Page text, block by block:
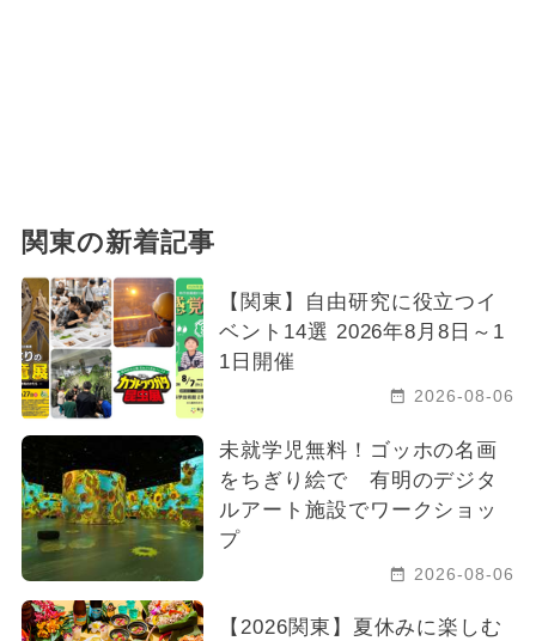
関東の新着記事
【関東】自由研究に役立つイ
ベント14選 2026年8月8日～1
1日開催
2026-08-06
未就学児無料！ゴッホの名画
をちぎり絵で 有明のデジタ
ルアート施設でワークショッ
プ
2026-08-06
【2026関東】夏休みに楽しむ